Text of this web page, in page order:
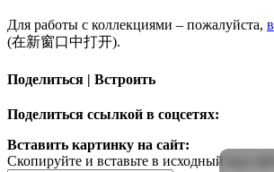
Для работы с коллекциями – пожалуйста,
(在新窗口中打开).
Поделиться | Встроить
Поделиться ссылкой в соцсетях:
Вставить картинку на сайт:
Скопируйте и вставьте в исходный код